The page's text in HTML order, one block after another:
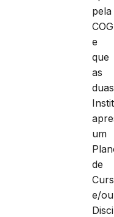
pela
e
que
as
duas
um
de
e/ou